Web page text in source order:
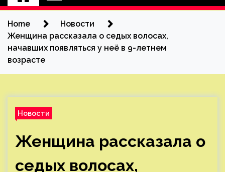
Home
Новости
Женщина рассказала о седых волосах,
начавших появляться у неё в 9-летнем
возрасте
Новости
Женщина рассказала о
седых волосах,